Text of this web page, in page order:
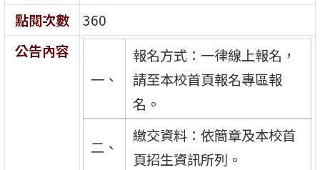
點閱次數
360
公告內容
一、
報名方式：一律線上報名，
請至本校首頁報名專區報
名。
二、
繳交資料：依簡章及本校首
頁招生資訊所列。